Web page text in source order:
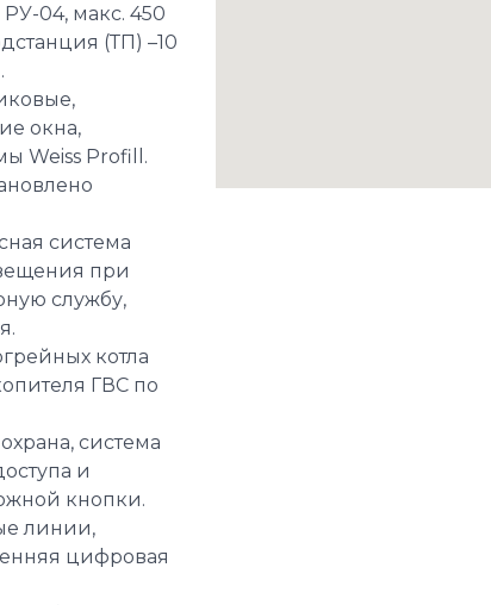
04, макс. 450
(ТП) –10
окна,
Weiss Profill.
система
при
службу,
котла
ГВС по
система
и
кнопки.
линии,
цифровая